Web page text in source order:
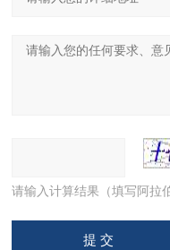
请输入计算结果（填写阿拉